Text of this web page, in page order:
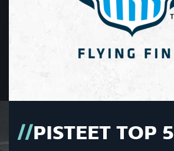
PISTEET TOP 5